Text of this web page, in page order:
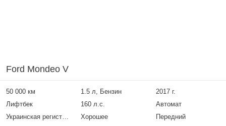
Ford Mondeo V
50 000 км 1.5 л, Бензин
2017 г.
Лифтбек
160 л.с.
Автомат
Украинская регистрация
Хорошее Передний